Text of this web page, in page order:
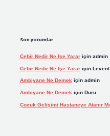
Son yorumlar
Cebir Nedir Ne Işe Yarariçin admin
Cebir Nedir Ne Işe Yarariçin Levent
Ambiyane Ne Demekiçin admin
Ambiyane Ne Demek için Duru
Çocuk Gelişimi Hastaneye Atanır Mı